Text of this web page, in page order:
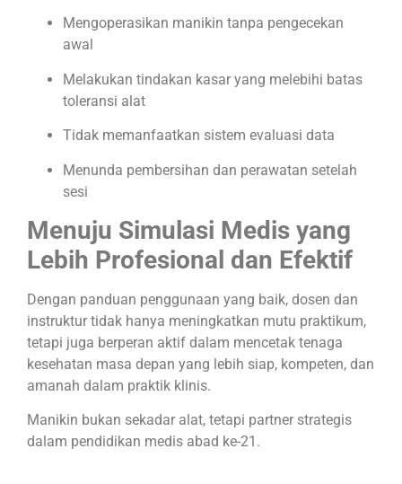
Mengoperasikan manikin tanpa pengecekan
awal
Melakukan tindakan kasar yang melebihi batas
toleransi alat
Tidak memanfaatkan sistem evaluasi data
Menunda pembersihan dan perawatan setelah
sesi
Menuju Simulasi Medis yang
Lebih Profesional dan Efektif
Dengan panduan penggunaan yang baik, dosen dan
instruktur tidak hanya meningkatkan mutu praktikum,
tetapi juga berperan aktif dalam mencetak tenaga
kesehatan masa depan yang lebih siap, kompeten, dan
amanah dalam praktik klinis.
Manikin bukan sekadar alat, tetapi partner strategis
dalam pendidikan medis abad ke-21.